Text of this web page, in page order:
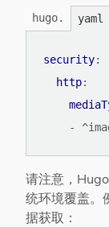
hugo. yaml
security:
http:
-
请注意，
统环境覆盖。
据获取：